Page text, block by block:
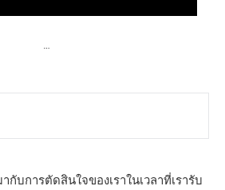
…
กับการตัดสินใจของเราในเวลาที่เรารับ